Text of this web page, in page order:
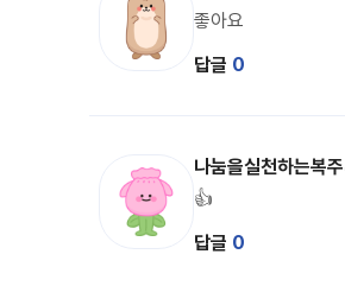
좋아요
답글 0
복주 캐릭터 이미지나눔을실천하는복
👍
답글 0